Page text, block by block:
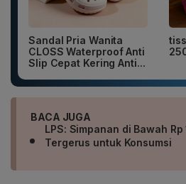
Sandal Pria Wanita
CLOSS Waterproof Anti
Slip Cepat Kering Anti...
BACA JUGA
LPS: Simpanan di Bawah
Tergerus untuk Konsumsi